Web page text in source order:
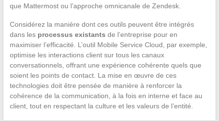
que Mattermost ou l’approche omnicanale de Zendesk.
Considérez la manière dont ces outils peuvent être intégrés
dans les processus existants de l’entreprise pour en
maximiser l’efficacité. L’outil Mobile Service Cloud, par exemple,
optimise les interactions client sur tous les canaux
conversationnels, offrant une expérience cohérente quels que
soient les points de contact. La mise en œuvre de ces
technologies doit être pensée de manière à renforcer la
cohérence de la communication, à la fois en interne et face au
client, tout en respectant la culture et les valeurs de l’entité.